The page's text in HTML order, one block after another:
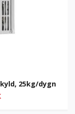
25kg/dygn